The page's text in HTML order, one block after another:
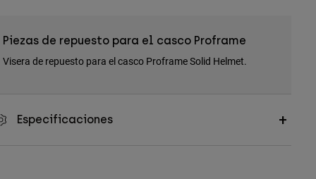
Piezas de repuesto para el casco Proframe
Visera de repuesto para el casco Proframe Solid Helmet.
Especificaciones